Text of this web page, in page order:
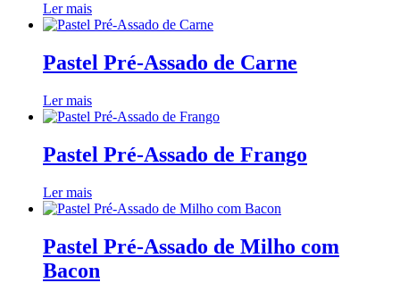
Ler mais
Pastel Pré-Assado de Carne
Ler mais
Pastel Pré-Assado de Frango
Ler mais
Pastel Pré-Assado de Milho com
Bacon